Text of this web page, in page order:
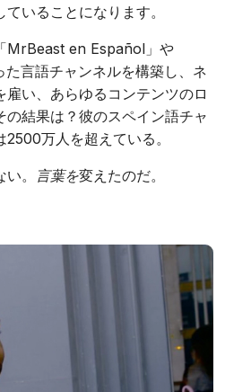
いることになります。
MrBeast en Español」や
た言語チャンネルを構築し、ネ
い、あらゆるコンテンツのロ
結果は？彼のスペイン語チャ
万人を超えている。
。 言葉を変えたのだ。